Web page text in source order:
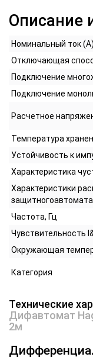
Описание
Номинальный ток (А)
Отключающая
Подключение
Подключение
Расчетное
Температура
Устойчивость к
Характеристика
Характеристики
защитногоавтомата
Частота, Гц
Чувствительность
Окружающая
Категория
Технические
Дифавтомат
2м